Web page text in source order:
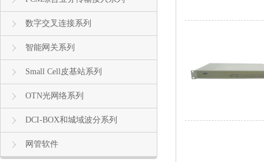
数字交叉连接系列
智能网关系列
Small Cell皮基站系列
OTN光网络系列
DCI-BOX和城域波分系列
网管软件